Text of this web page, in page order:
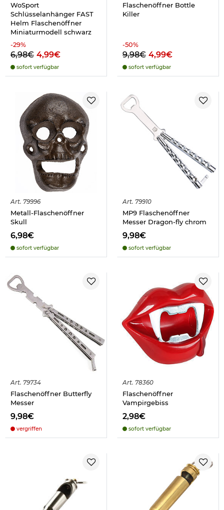
WoSport
Schlüsselanhänger FAST
Helm Flaschenöffner
Miniaturmodell schwarz
-29%
6,98€ 4,99€
sofort verfügbar
Flaschenöffner Bottle
Killer
-50%
9,98€ 4,99€
sofort verfügbar
Art. 79996
Metall-Flaschenöffner
Skull
6,98€
sofort verfügbar
Art. 79910
MP9 Flaschenöffner
Messer Dragon-fly chrom
9,98€
sofort verfügbar
Art. 79734
Flaschenöffner Butterfly
Messer
9,98€
vergriffen
Art. 78360
Flaschenöffner
Vampirgebiss
2,98€
sofort verfügbar